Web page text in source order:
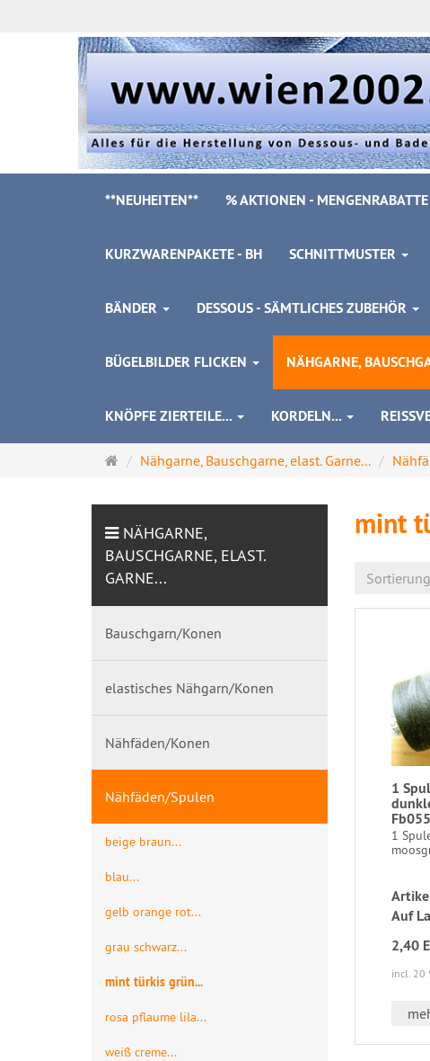
**NEUHEITEN** % AKTIONEN -
KURZWARENPAKETE - BH SCHNITTMUSTER
BÄNDER DESSOUS - SÄMTLICHES ZUBEHÖR
BÜGELBILDER FLICKEN NÄHGARNE,
KNÖPFE ZIERTEILE... KORDELN...
Startseite
Nähgarne, Bauschgarne, elast. Garne...
mint
Sortierung
1
1
Auf
2,40
incl. 20
NÄHGARNE,
BAUSCHGARNE, ELAST.
GARNE...
Bauschgarn/Konen
elastisches Nähgarn/Konen
Nähfäden/Konen
Nähfäden/Spulen
beige braun...
blau...
gelb orange rot...
grau schwarz...
mint türkis grün...
rosa pflaume lila...
weiß creme...